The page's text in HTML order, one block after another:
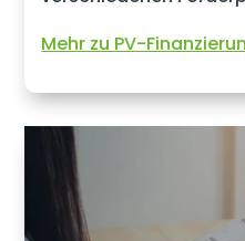
Mehr zu PV-